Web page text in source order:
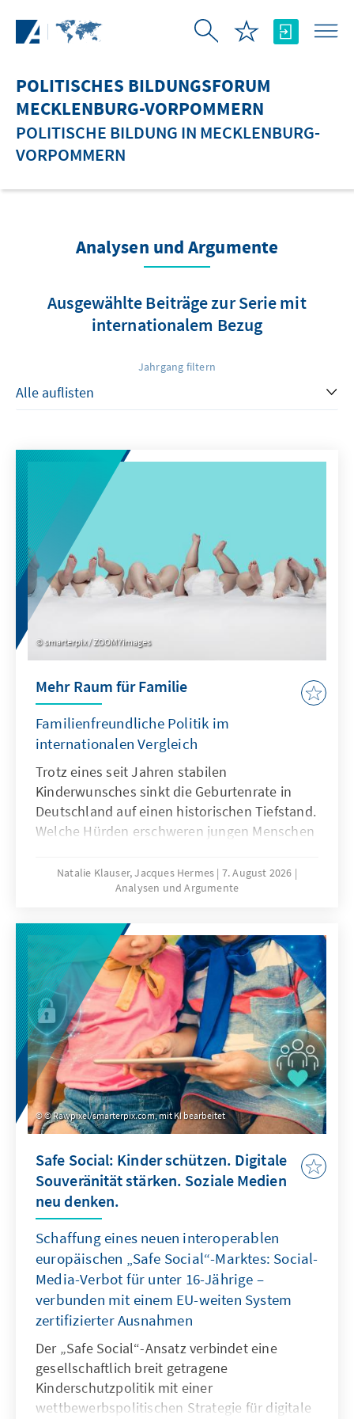
POLITISCHES BILDUNGSFORUM
MECKLENBURG-VORPOMMERN
POLITISCHE BILDUNG IN MECKLENBURG-
VORPOMMERN
Analysen und Argumente
Ausgewählte Beiträge zur Serie mit
internationalem Bezug
Jahrgang filtern
smarterpix / ZOOMYimages
Mehr Raum für Familie
Familienfreundliche Politik im
internationalen Vergleich
Trotz eines seit Jahren stabilen
Kinderwunsches sinkt die Geburtenrate in
Deutschland auf einen historischen Tiefstand.
Welche Hürden erschweren jungen Menschen
Rahmenbedingungen können dazu beitragen,
dass mehr Kinderwünsche verwirklicht
ein Vergleich familienpolitischer Ansätze
verschiedener Länder liefern Hinweise für
eine bedarfsgerechte Weiterentwicklung der
Familienpolitik in Deutschland.
Natalie Klauser, Jacques Hermes 7. August 2026
Analysen und Argumente
© Rawpixel/smarterpix.com, mit KI bearbeitet
Safe Social: Kinder schützen. Digitale
Souveränität stärken. Soziale Medien
neu denken.
Schaffung eines neuen interoperablen
europäischen „Safe Social“-Marktes: Social-
Media-Verbot für unter 16-Jährige –
verbunden mit einem EU-weiten System
zertifizierter Ausnahmen
Der „Safe Social“-Ansatz verbindet eine
gesellschaftlich breit getragene
Kinderschutzpolitik mit einer
wettbewerbspolitischen Strategie für digitale